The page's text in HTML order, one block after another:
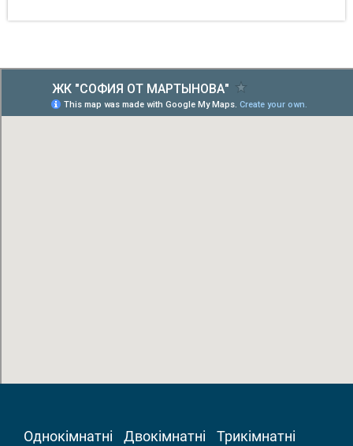
Однокімнатні Двокімнатні Трикімнатні